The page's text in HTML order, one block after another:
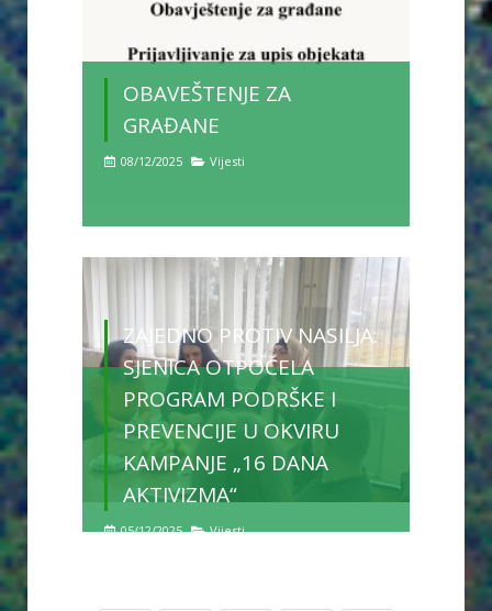
OBAVEŠTENJE ZA
GRAĐANE
08/12/2025 Vijesti
ZAJEDNO PROTIV NASILJA:
SJENICA OTPOČELA
PROGRAM PODRŠKE I
PREVENCIJE U OKVIRU
KAMPANJE „16 DANA
AKTIVIZMA“
05/12/2025 Vijesti